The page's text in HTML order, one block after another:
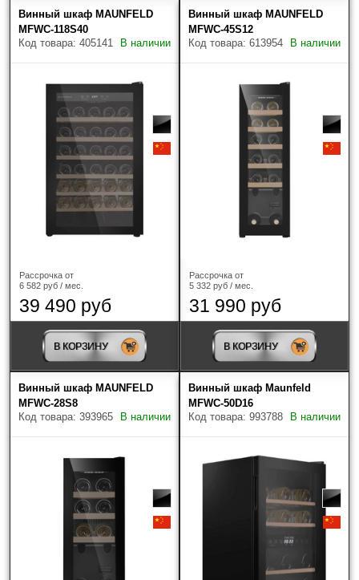
Винный шкаф MAUNFELD
MFWC-118S40
Код товара: 405141
В наличии
Рассрочка от
6 582 руб / мес.
39 490 руб
В КОРЗИНУ
Винный шкаф MAUNFELD
MFWC-45S12
Код товара: 613954
В наличии
Рассрочка от
5 332 руб / мес.
31 990 руб
В КОРЗИНУ
Винный шкаф MAUNFELD
MFWC-28S8
Код товара: 393965
В наличии
Винный шкаф Maunfeld
MFWC-50D16
Код товара: 993788
В наличии